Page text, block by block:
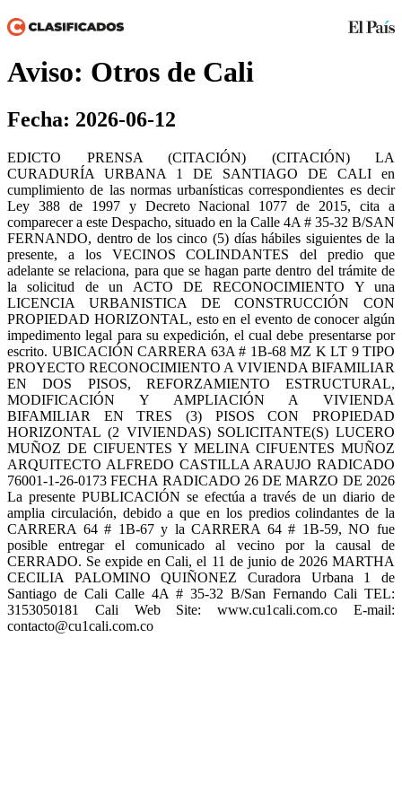
Aviso: Otros de Cali
Fecha: 2026-06-12
EDICTO PRENSA (CITACIÓN) (CITACIÓN) LA
CURADURÍA URBANA 1 DE SANTIAGO DE CALI en
cumplimiento de las normas urbanísticas correspondientes es decir
Ley 388 de 1997 y Decreto Nacional 1077 de 2015, cita a
comparecer a este Despacho, situado en la Calle 4A # 35-32 B/SAN
FERNANDO, dentro de los cinco (5) días hábiles siguientes de la
presente, a los VECINOS COLINDANTES del predio que
adelante se relaciona, para que se hagan parte dentro del trámite de
la solicitud de un ACTO DE RECONOCIMIENTO Y una
LICENCIA URBANISTICA DE CONSTRUCCIÓN CON
PROPIEDAD HORIZONTAL, esto en el evento de conocer algún
impedimento legal para su expedición, el cual debe presentarse por
escrito. UBICACIÓN CARRERA 63A # 1B-68 MZ K LT 9 TIPO
PROYECTO RECONOCIMIENTO A VIVIENDA BIFAMILIAR
EN DOS PISOS, REFORZAMIENTO ESTRUCTURAL,
MODIFICACIÓN Y AMPLIACIÓN A VIVIENDA
BIFAMILIAR EN TRES (3) PISOS CON PROPIEDAD
HORIZONTAL (2 VIVIENDAS) SOLICITANTE(S) LUCERO
MUÑOZ DE CIFUENTES Y MELINA CIFUENTES MUÑOZ
ARQUITECTO ALFREDO CASTILLA ARAUJO RADICADO
76001-1-26-0173 FECHA RADICADO 26 DE MARZO DE 2026
La presente PUBLICACIÓN se efectúa a través de un diario de
amplia circulación, debido a que en los predios colindantes de la
CARRERA 64 # 1B-67 y la CARRERA 64 # 1B-59, NO fue
posible entregar el comunicado al vecino por la causal de
CERRADO. Se expide en Cali, el 11 de junio de 2026 MARTHA
CECILIA PALOMINO QUIÑONEZ Curadora Urbana 1 de
Santiago de Cali Calle 4A # 35-32 B/San Fernando Cali TEL:
3153050181 Cali Web Site: www.cu1cali.com.co E-mail:
contacto@cu1cali.com.co